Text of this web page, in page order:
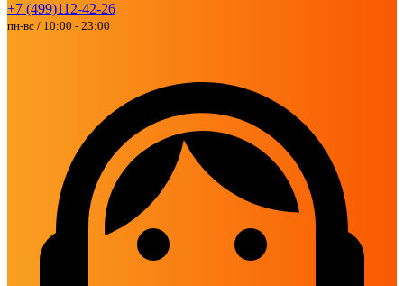
+7 (499)112-42-26
пн-вс / 10:00 - 23:00